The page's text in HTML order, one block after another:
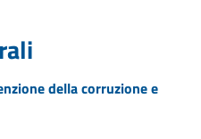
della corruzione e